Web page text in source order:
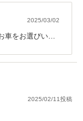
2025/03/02
のスタートで
るよう努めて
ろしくお願い
2025/02/11投稿